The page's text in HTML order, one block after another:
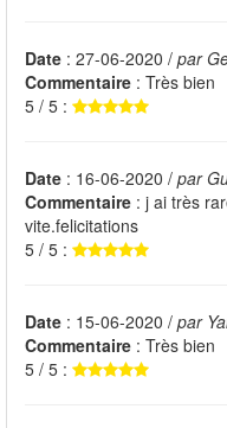
Date : 27-06-2020 / par
Commentaire : Très bien
5 / 5 :
Date : 16-06-2020 / par
Commentaire : j ai très
vite.felicitations
5 / 5 :
Date : 15-06-2020 / par
Commentaire : Très bien
5 / 5 :